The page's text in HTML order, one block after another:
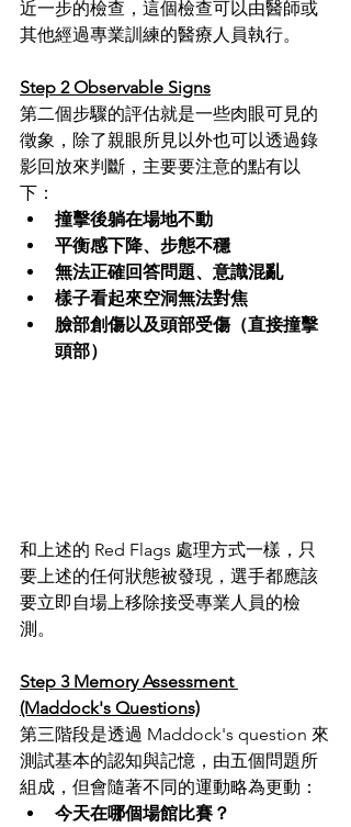
近一步的檢查，這個檢查可以由醫師或
其他經過專業訓練的醫療人員執行。
Step 2 Observable Signs
第二個步驟的評估就是一些肉眼可見的
徵象，除了親眼所見以外也可以透過錄
影回放來判斷，主要要注意的點有以
下：
撞擊後躺在場地不動
平衡感下降、步態不穩
無法正確回答問題、意識混亂
樣子看起來空洞無法對焦
臉部創傷以及頭部受傷（直接撞擊
頭部）
和上述的 Red Flags 處理方式一樣，只
要上述的任何狀態被發現，選手都應該
要立即自場上移除接受專業人員的檢
測。
Step 3 Memory Assessment
(Maddock's Questions)
第三階段是透過 Maddock's question 來
測試基本的認知與記憶，由五個問題所
組成，但會隨著不同的運動略為更動：
今天在哪個場館比賽？